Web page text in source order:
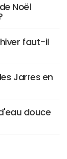
Noël
faut-il
Jarres en
douce